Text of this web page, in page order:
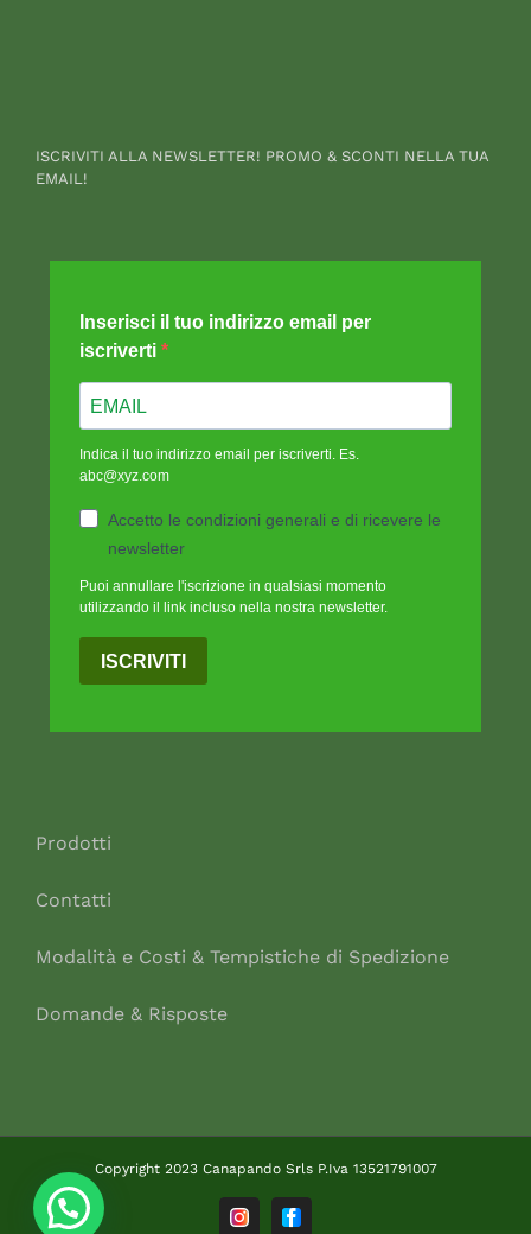
ISCRIVITI ALLA NEWSLETTER! PROMO & SCONTI NELLA TUA
EMAIL!
Inserisci il tuo indirizzo email per
iscriverti
Indica il tuo indirizzo email per iscriverti. Es.
abc@xyz.com
Accetto le condizioni generali e di ricevere le
newsletter
Puoi annullare l'iscrizione in qualsiasi momento
utilizzando il link incluso nella nostra newsletter.
ISCRIVITI
Prodotti
Contatti
Modalità e Costi & Tempistiche di Spedizione
Domande & Risposte
Copyright 2023 Canapando Srls P.Iva 13521791007
InstagramFacebook